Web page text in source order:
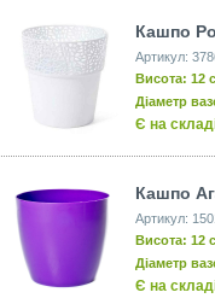
Кашпо
Артикул:
Висота: 12
Діаметр
Є на
Кашпо
Артикул:
Висота: 12
Діаметр
Є на